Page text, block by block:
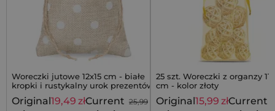
Woreczki jutowe 12x15 cm - białe
kropki i rustykalny urok prezentów
25,99
Original19,49 złCurrent
25 szt. Woreczki z organzy 11
cm - kolor złoty
Original15,99 złCurrent